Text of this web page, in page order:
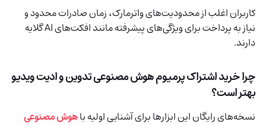
کاربران اغلب از محدودیت‌های واترمارک، زمان صادرات محدود و
نیاز به پرداخت برای ویژگی‌های پیشرفته مانند افکت‌های AI گلایه
دارند.
چرا خرید اشتراک پرمیوم هوش مصنوعی تدوین و ادیت ویدیو
بهتر است؟
نسخه‌های رایگان این ابزارها برای آشنایی اولیه باهوش مصنوعی